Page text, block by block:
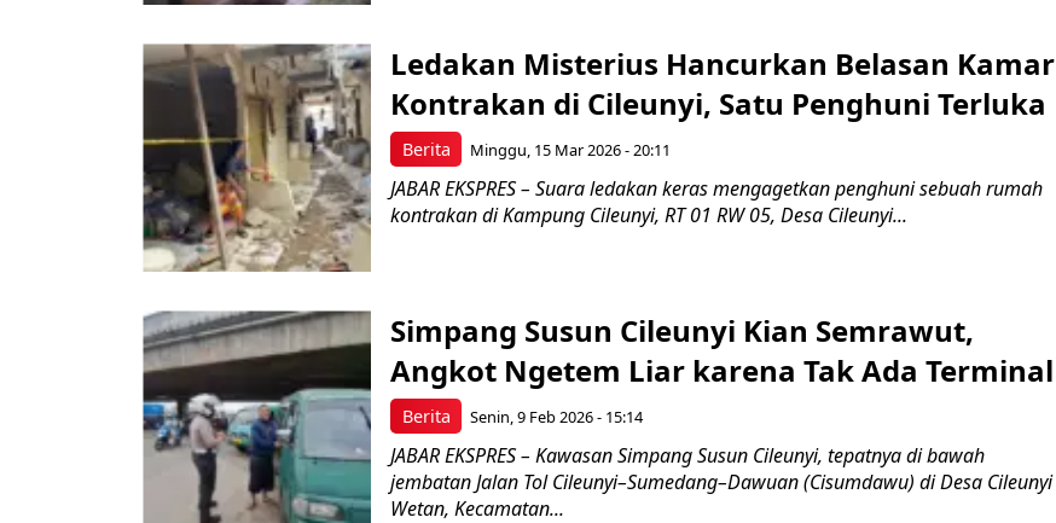
Berita
Ledakan Misterius Hancurkan Belasan Kamar
Kontrakan di Cileunyi, Satu Penghuni Terluka
Minggu, 15 Mar 2026 - 20:11
JABAR EKSPRES – Suara ledakan keras mengagetkan penghuni sebuah rumah
kontrakan di Kampung Cileunyi, RT 01 RW 05, Desa Cileunyi...
Berita
Simpang Susun Cileunyi Kian Semrawut,
Angkot Ngetem Liar karena Tak Ada Terminal
Senin, 9 Feb 2026 - 15:14
JABAR EKSPRES – Kawasan Simpang Susun Cileunyi, tepatnya di bawah
jembatan Jalan Tol Cileunyi–Sumedang–Dawuan (Cisumdawu) di Desa Cileunyi
Wetan, Kecamatan...